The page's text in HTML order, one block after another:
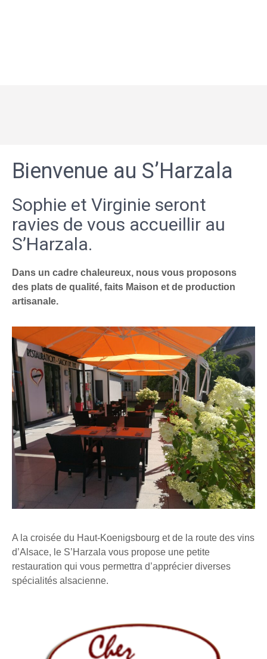
Bienvenue au S’Harzala
Sophie et Virginie seront
ravies de vous accueillir au
S’Harzala.
Dans un cadre chaleureux, nous vous proposons
des plats de qualité, faits Maison et de production
artisanale.
A la croisée du Haut-Koenigsbourg et de la route des vins
d’Alsace, le S’Harzala vous propose une petite
restauration qui vous permettra d’apprécier diverses
spécialités alsacienne.